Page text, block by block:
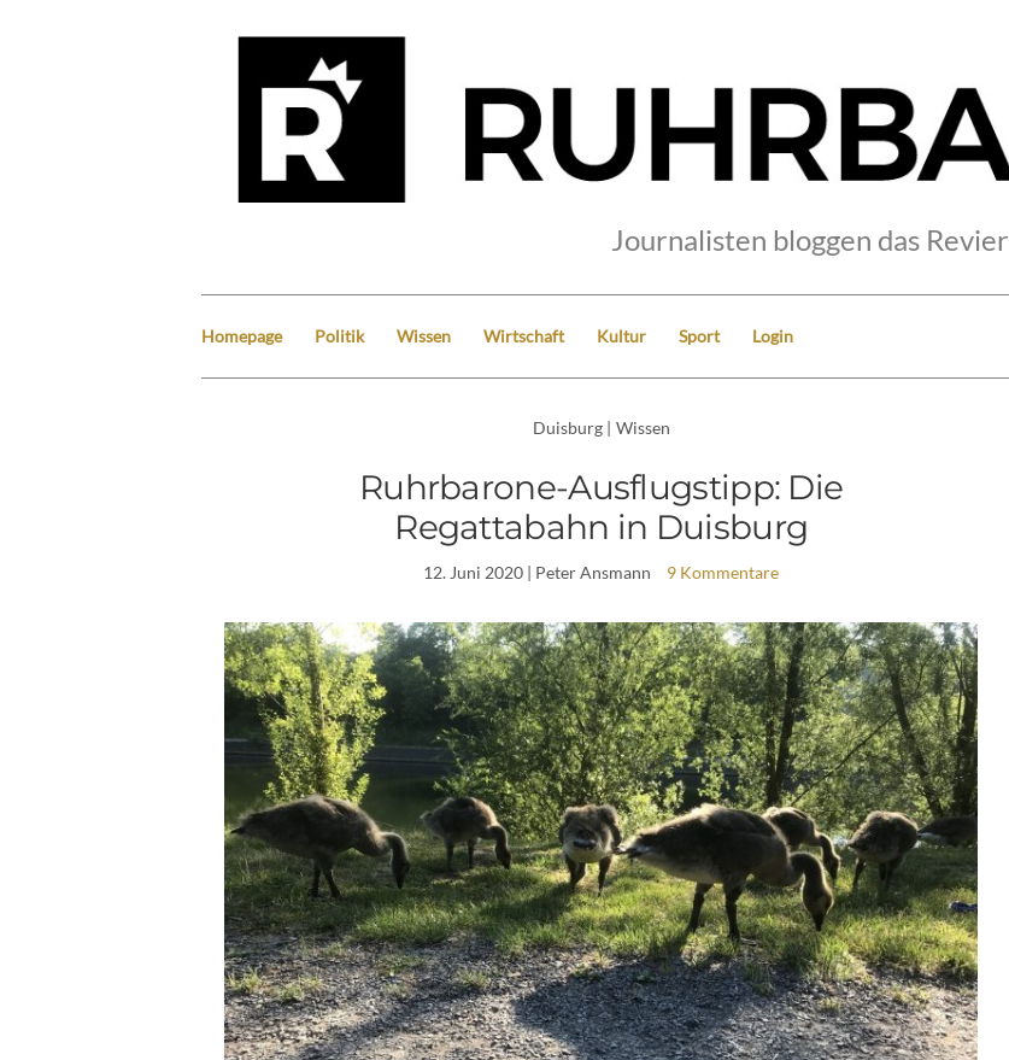
Journalisten bloggen das Revier
Homepage Politik Wissen Wirtschaft Kultur Sport Login
Duisburg | Wissen
Ruhrbarone-Ausflugstipp: Die
Regattabahn in Duisburg
12. Juni 2020 | Peter Ansmann 9 Kommentare